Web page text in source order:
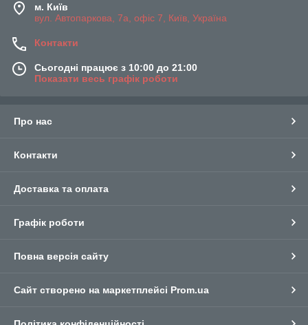
м. Київ
вул. Автопаркова, 7а, офіс 7, Київ, Україна
Контакти
Сьогодні працює з 10:00 до 21:00
Показати весь графік роботи
Про нас
Контакти
Доставка та оплата
Графік роботи
Повна версія сайту
Сайт створено на маркетплейсі Prom.ua